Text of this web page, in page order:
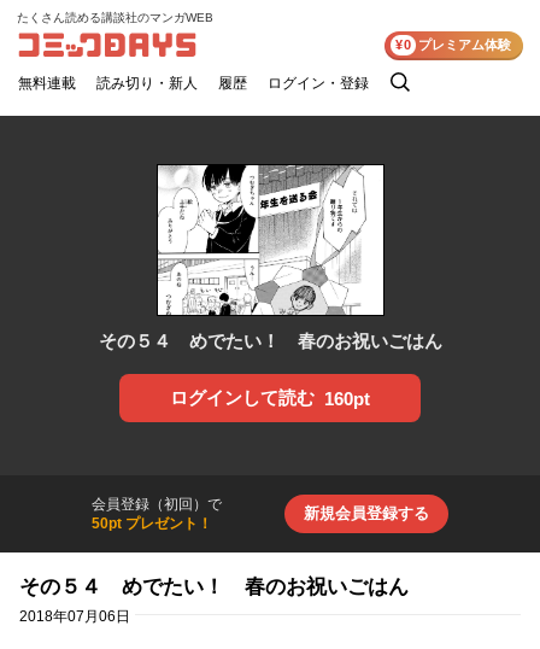
コミックDAYS
たくさん読める講談社のマンガWEB
無料連載 読み切り・新人 履歴 ログイン・登録
検
¥0 プレミアム体験
その５４ めでたい！ 春のお祝いごはん
ログインして読む 160pt
会員登録（初回）で
50pt プレゼント！
新規会員登録する
その５４ めでたい！ 春のお祝いごはん
2018年07月06日